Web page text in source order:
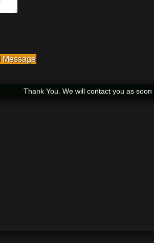
Message
Thank You. We will contact you as